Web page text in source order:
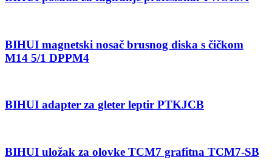
BIHUI magnetski nosač brusnog diska s čičkom
M14 5/1 DPPM4
BIHUI adapter za gleter leptir PTKJCB
BIHUI uložak za olovke TCM7 grafitna TCM7-SB